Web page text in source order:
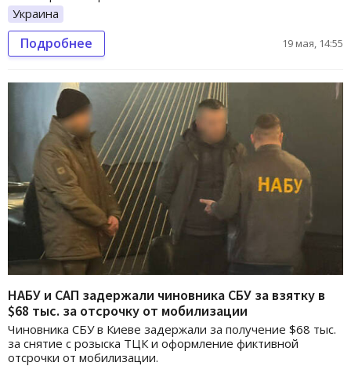
Украина
Подробнее 19 мая, 14:55
НАБУ и САП задержали чиновника СБУ за взятку в
$68 тыс. за отсрочку от мобилизации
Чиновника СБУ в Киеве задержали за получение $68 тыс.
за снятие с розыска ТЦК и оформление фиктивной
отсрочки от мобилизации.